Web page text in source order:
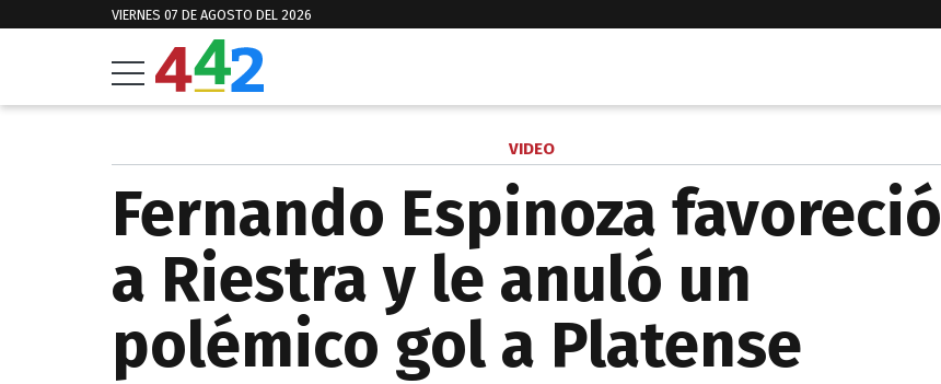
VIERNES 07 DE AGOSTO DEL 2026
VIDEO
Fernando Espinoza favoreció
a Riestra y le anuló un
polémico gol a Platense